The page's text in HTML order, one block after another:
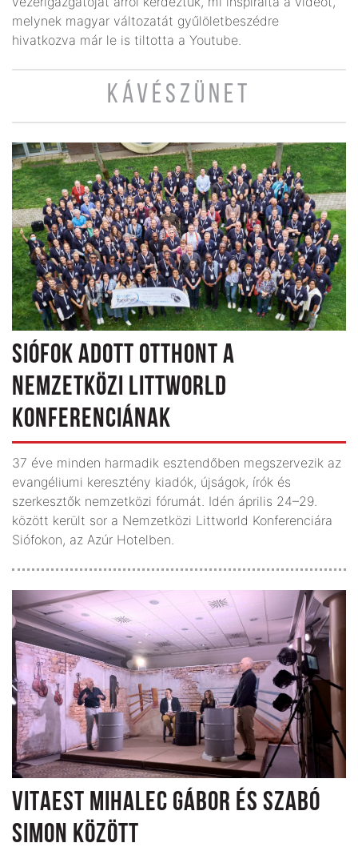
melynek magyar változatát gyűlölet­beszédre
hivatkozva már le is tiltotta a Youtube.
KÁVÉSZÜNET
SIÓFOK ADOTT OTTHONT A
NEMZETKÖZI LITTWORLD
KONFERENCIÁNAK
37 éve minden harmadik esztendőben megszervezik az
evangéliumi keresztény kiadók, újságok, írók és
szerkesztők nemzetközi fórumát. Idén április 24–29.
között került sor a Nemzetközi Littworld Konferenciára
Siófokon, az Azúr Hotelben.
VITAEST MIHALEC GÁBOR ÉS SZABÓ
SIMON KÖZÖTT